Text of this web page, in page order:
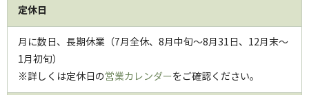
定休日
月に数日、長期休業（7月全休、8月中旬～8月31日、12月末～
1月初旬）
※詳しくは定休日の営業カレンダーをご確認ください。